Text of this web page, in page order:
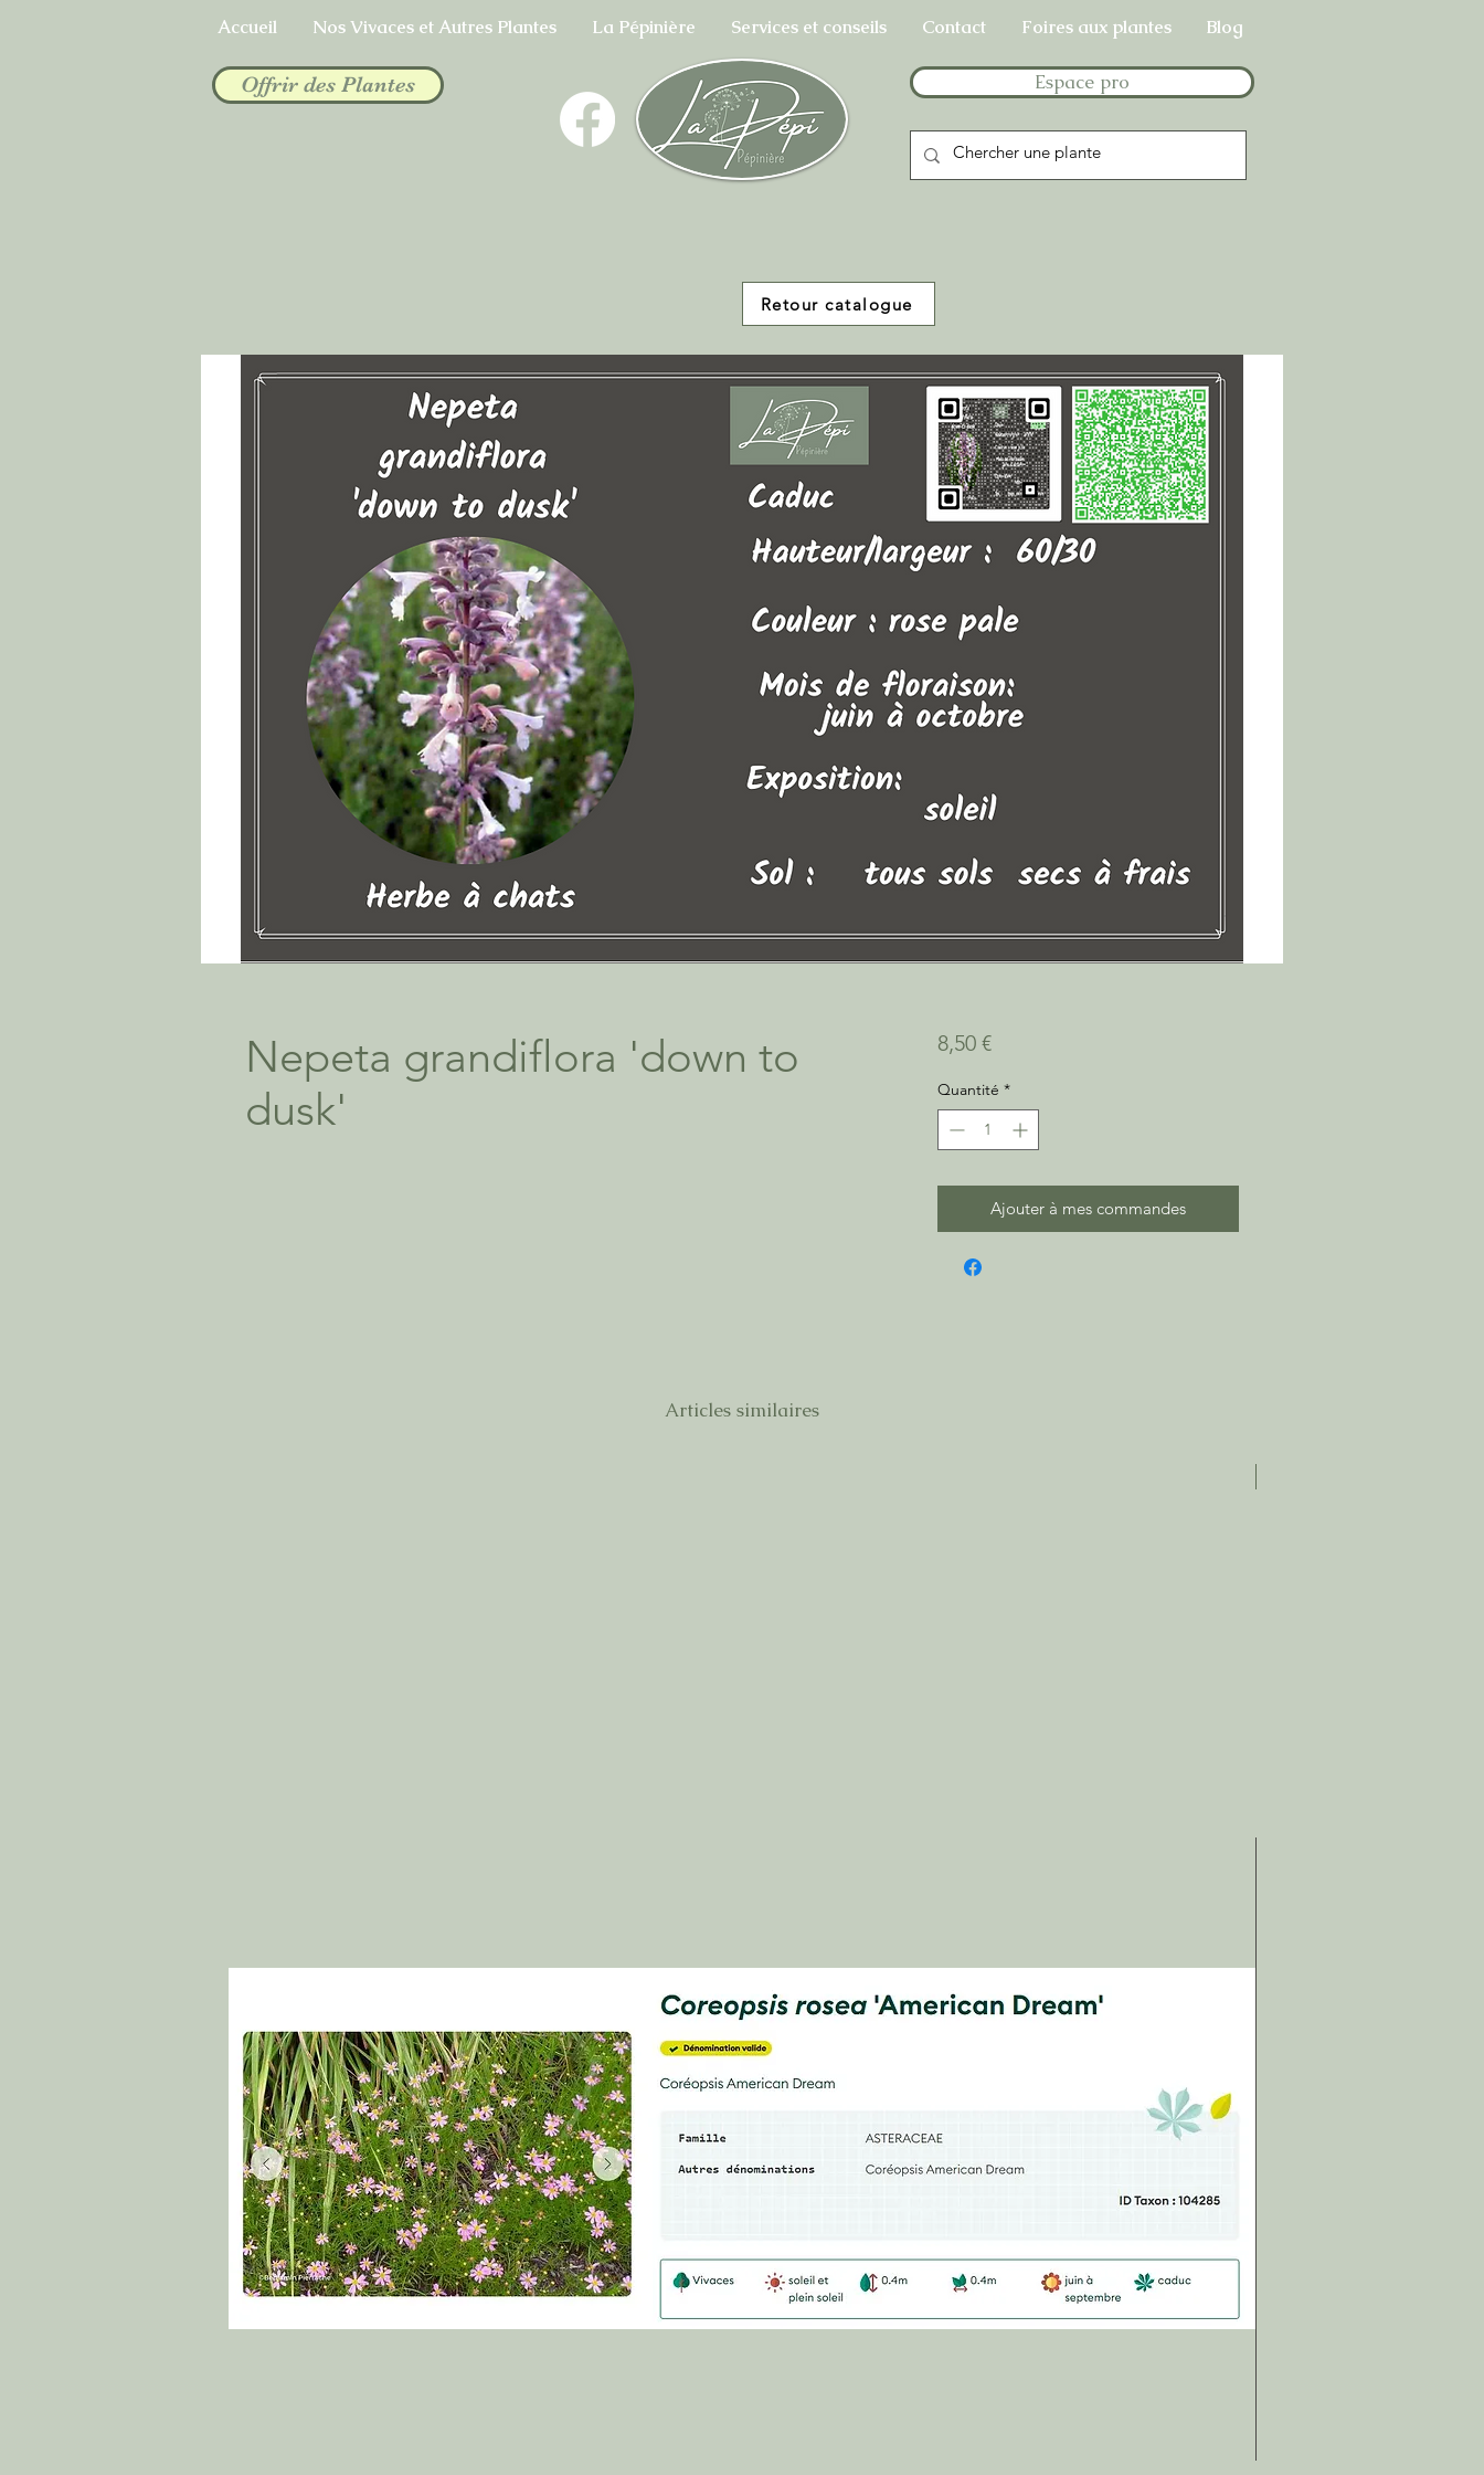
Accueil Nos Vivaces et Autres Plantes La Pépinière Services et conseils Contact Foires aux plantes Blog
Offrir des Plantes Espace pro
Nepeta grandiflora 'down to
dusk'
8,50 €Prix
Quantité *
Ajouter à mes commandes
Retour catalogue
Articles similaires